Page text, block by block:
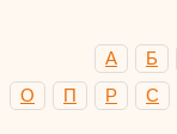
А
Б
О
П Р С